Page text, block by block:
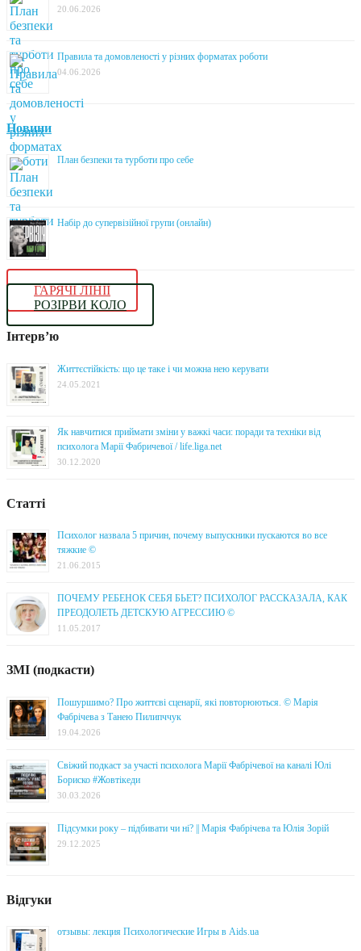
20.06.2026
Правила та домовленості у різних форматах роботи
04.06.2026
Новини
План безпеки та турботи про себе
Набір до супервізійної групи (онлайн)
ГАРЯЧІ ЛІНІЇ
РОЗІРВИ КОЛО
Інтерв’ю
Життєстійкість: що це таке і чи можна нею керувати
24.05.2021
Як навчитися приймати зміни у важкі часи: поради та техніки від
психолога Марії Фабричевої / life.liga.net
30.12.2020
Статті
Психолог назвала 5 причин, почему выпускники пускаются во все
тяжкие ©
21.06.2015
ПОЧЕМУ РЕБЕНОК СЕБЯ БЬЕТ? ПСИХОЛОГ РАССКАЗАЛА, КАК
ПРЕОДОЛЕТЬ ДЕТСКУЮ АГРЕССИЮ ©
11.05.2017
ЗМІ (подкасти)
Пошуршимо? Про життєві сценарії, які повторюються. © Марія
Фабрічева з Танею Пилипччук
19.04.2026
Свіжий подкаст за участі психолога Марії Фабрічевої на каналі Юлі
Бориско #Жовтікеди
30.03.2026
Підсумки року – підбивати чи ні? || Марія Фабрічева та Юлія Зорій
29.12.2025
Відгуки
отзывы: лекция Психологические Игры в Aids.ua